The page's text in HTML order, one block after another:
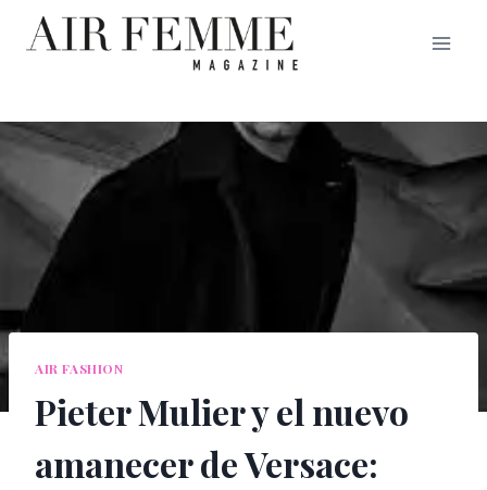
Saltar
AIR FASHION
Pieter Mulier y el nuevo
amanecer de Versace: